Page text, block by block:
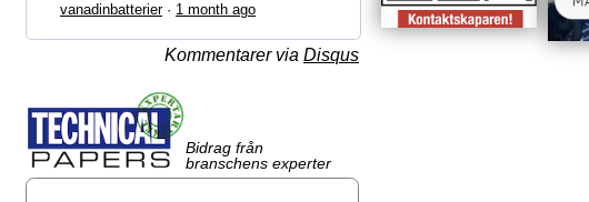
vanadinbatterier· 1 month ago
Kommentarer via Disqus
Bidrag från
branschens experter